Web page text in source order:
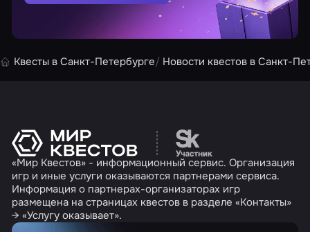
Квесты в Санкт-Петербурге Новости квестов в Санкт-
Перейти на сайт
«Мир Квестов» - информационный сервис. Организация
игр и иные услуги оказываются партнерами сервиса.
Информация о партнерах-организаторах игр
размещена на страницах квестов в разделе «Контакты»
→ «Услугу оказывает».